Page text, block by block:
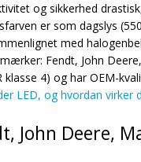
og sikkerhed
er som dagslys
med
Fendt, John
klasse 4) og har OEM-
LED, og hvordan virker
John Deere,